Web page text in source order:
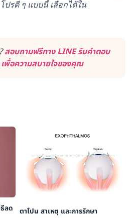
ปรดี ๆ แบบนี้ เลือกได้ใน
สอบถามฟรีทาง LINE รับคำตอบ
พื่อความสบายใจของคุณ
ลด
ตาโปน สาเหตุ และการรักษา